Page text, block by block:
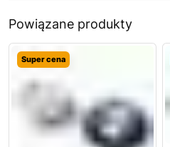
Powiązane produkty
Super cena